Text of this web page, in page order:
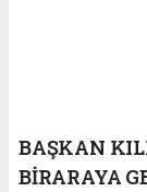
BAŞKAN
BİRARAYA